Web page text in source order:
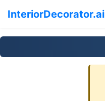
InteriorDecorator.ai